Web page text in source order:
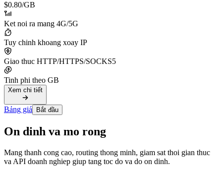
$0.80/GB
Ket noi ra mang 4G/5G
Tuy chinh khoang xoay IP
Giao thuc HTTP/HTTPS/SOCKS5
Tinh phi theo GB
Xem chi tiết
Bảng giá Bắt đầu
On dinh va mo rong
Mang thanh cong cao, routing thong minh, giam sat thoi gian thuc
va API doanh nghiep giup tang toc do va do on dinh.